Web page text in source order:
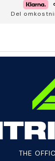
Del
THE